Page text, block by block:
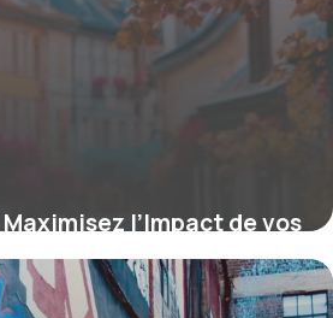
l’Impact de vos
Européen